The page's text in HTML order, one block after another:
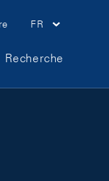
FR
Recherche